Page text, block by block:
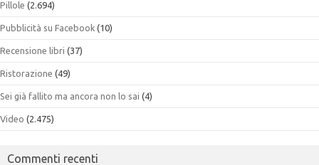
Pillole (2.694)
Pubblicità su Facebook (10)
Recensione libri (37)
Ristorazione (49)
Sei già fallito ma ancora non lo sai (4)
Video (2.475)
Commenti recenti